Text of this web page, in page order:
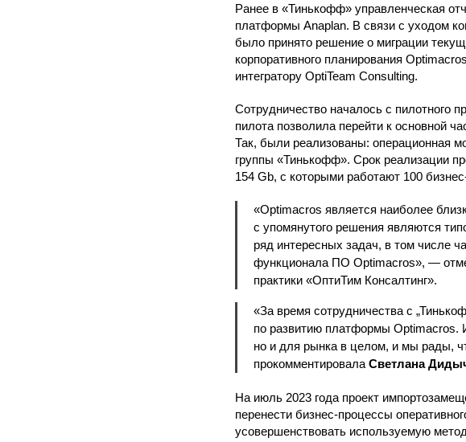
Ранее в «Тинькофф» управленческая
платформы Anaplan. В связи с уходом
было принято решение о миграции
корпоративного планирования
интегратору OptiTeam Consulting.
Сотрудничество началось с пилотного
пилота позволила перейти к основной
Так, были реализованы: операционная
группы «Тинькофф». Срок реализации
154 Gb, с которыми работают 100
«Optimacros является наиболее
с упомянутого решения являются
ряд интересных задач, в том числе
функционала ПО Optimacros», —
практики «ОптиТим Консалтинг».
«За время сотрудничества с
по развитию платформы Optimacros.
но и для рынка в целом, и мы рады,
прокомментировала Светлана
На июль 2023 года проект
перенести бизнес-процессы
усовершенствовать используемую